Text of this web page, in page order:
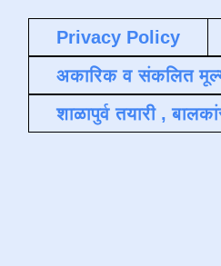
Privacy Policy
अकारिक व संकलित
शाळापुर्व तयारी ,